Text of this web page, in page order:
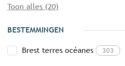
Toon alles (20)
BESTEMMINGEN
Brest terres océanes 303